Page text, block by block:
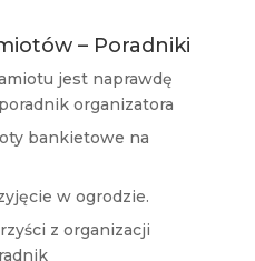
– Poradniki
jest naprawdę
organizatora
bankietowe na
w ogrodzie.
z organizacji